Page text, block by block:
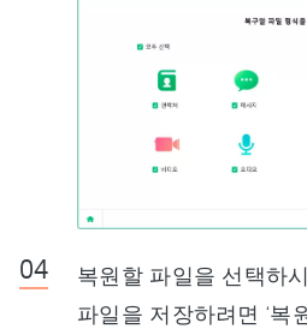
복원할 파일을 선택하
파일을 저장하려면 ‘복